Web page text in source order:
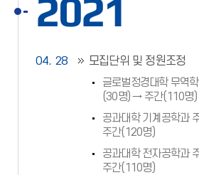
2021
04. 28
모집단위 및 정원조정
글로벌정경대학 무역
(30명) → 주간(110명)
공과대학 기계공학과
주간(120명)
공과대학 전자공학과
주간(110명)